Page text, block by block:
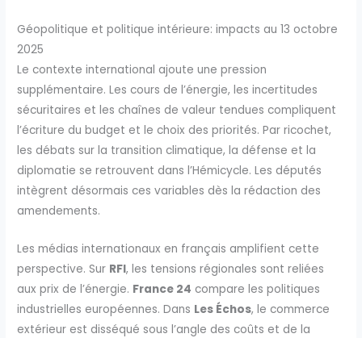
Géopolitique et politique intérieure: impacts au 13 octobre
2025
Le contexte international ajoute une pression
supplémentaire. Les cours de l’énergie, les incertitudes
sécuritaires et les chaînes de valeur tendues compliquent
l’écriture du budget et le choix des priorités. Par ricochet,
les débats sur la transition climatique, la défense et la
diplomatie se retrouvent dans l’Hémicycle. Les députés
intègrent désormais ces variables dès la rédaction des
amendements.
Les médias internationaux en français amplifient cette
perspective. Sur RFI, les tensions régionales sont reliées
aux prix de l’énergie. France 24 compare les politiques
industrielles européennes. Dans Les Échos, le commerce
extérieur est disséqué sous l’angle des coûts et de la